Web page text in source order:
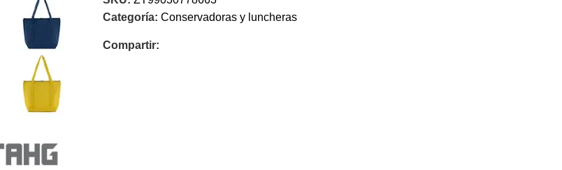
Categoría: Conservadoras y luncheras
Compartir: